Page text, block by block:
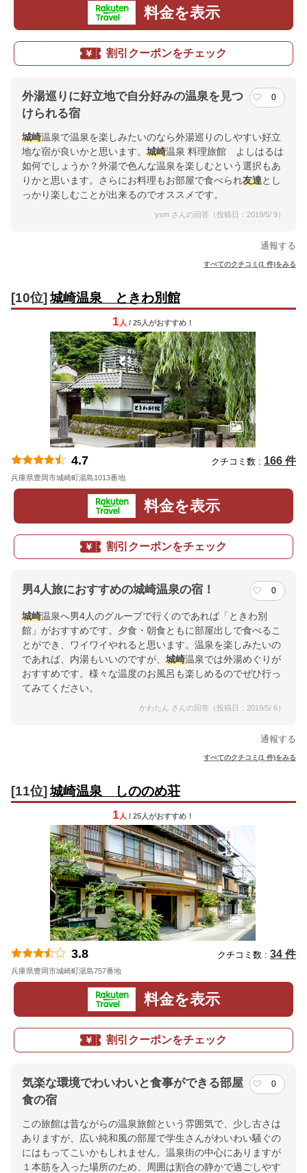
料金を表示
割引クーポンをチェック
外湯巡りに好立地で自分好みの温泉を見つ
けられる宿
0
城崎温泉で温泉を楽しみたいのなら外湯巡りのしやすい好立
地な宿が良いかと思います。 城崎温泉 料理旅館 よしはるは
如何でしょうか？外湯で色んな温泉を楽しむという選択もあ
りかと思います。さらにお料理もお部屋で食べられ友達とし
っかり楽しむことが出来るのでオススメです。
ysm さんの回答（投稿日：2019/5/ 9）
通報する
すべてのクチコミ(1 件)をみる
[10位] 城崎温泉 ときわ別館
1 人 / 25人がおすすめ！
4.7 クチコミ数 : 166 件
兵庫県豊岡市城崎町湯島1013番地
料金を表示
割引クーポンをチェック
男4人旅におすすめの城崎温泉の宿！ 0
城崎温泉へ男4人のグループで行くのであれば「ときわ別
館」がおすすめです。夕食・朝食ともに部屋出しで食べるこ
とができ、ワイワイやれると思います。温泉を楽しみたいの
であれば、内湯もいいのですが、 城崎温泉では外湯めぐりが
おすすめです。様々な温度のお風呂も楽しめるのでぜひ行っ
てみてください。
かわたん さんの回答（投稿日：2019/5/ 6）
通報する
すべてのクチコミ(1 件)をみる
[11位] 城崎温泉 しののめ荘
1 人 / 25人がおすすめ！
3.8 クチコミ数 : 34 件
兵庫県豊岡市城崎町湯島757番地
料金を表示
割引クーポンをチェック
気楽な環境でわいわいと食事ができる部屋
食の宿
0
この旅館は昔ながらの温泉旅館という雰囲気で、少し古さは
ありますが、広い純和風の部屋で学生さんがわいわい騒ぐの
にはもってこいかもしれません。温泉街の中心にありますが
１本筋を入った場所のため、周囲は割合の静かで過ごしやす